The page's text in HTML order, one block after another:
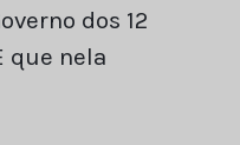
dos 12
que nela